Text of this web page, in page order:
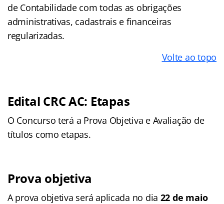
de Contabilidade com todas as obrigações
administrativas, cadastrais e financeiras
regularizadas.
Volte ao topo
Edital CRC AC: Etapas
O Concurso terá a Prova Objetiva e Avaliação de
títulos como etapas.
Prova objetiva
A prova objetiva será aplicada no dia 22 de maio